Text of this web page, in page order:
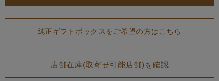
純正ギフトボックスをご希望の方はこちら
店舗在庫(取寄せ可能店舗)を確認